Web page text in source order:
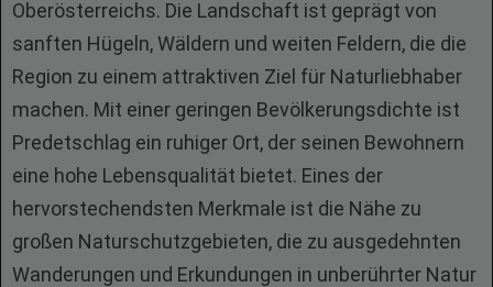
Oberösterreichs. Die Landschaft ist geprägt von
sanften Hügeln, Wäldern und weiten Feldern, die die
Region zu einem attraktiven Ziel für Naturliebhaber
machen. Mit einer geringen Bevölkerungsdichte ist
Predetschlag ein ruhiger Ort, der seinen Bewohnern
eine hohe Lebensqualität bietet. Eines der
hervorstechendsten Merkmale ist die Nähe zu
großen Naturschutzgebieten, die zu ausgedehnten
Wanderungen und Erkundungen in unberührter Natur